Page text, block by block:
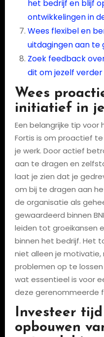
het bedrijf en blijf
ontwikkelingen in
Wees flexibel en
uitdagingen aan te
Zoek feedback
dit om jezelf
Wees
initiatief in
Een belangrijke tip voor
Fortis is om proactief
je werk. Door actief
aan te dragen en
laat je zien dat je
om bij te dragen aan
de organisatie als
gewaardeerd binnen
leiden tot groeikansen
binnen het bedrijf. Het
niet alleen je motivatie,
problemen op te
wat essentieel is voor
deze gerenommeerde
Investeer
opbouwen